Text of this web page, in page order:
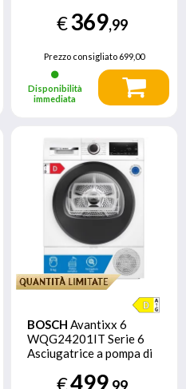
Classe A
€369,99
Prezzo consigliato 699,00
Disponibilità
immediata
BOSCH Avantixx 6
WQG24201IT Serie 6
Asciugatrice a pompa di
€499